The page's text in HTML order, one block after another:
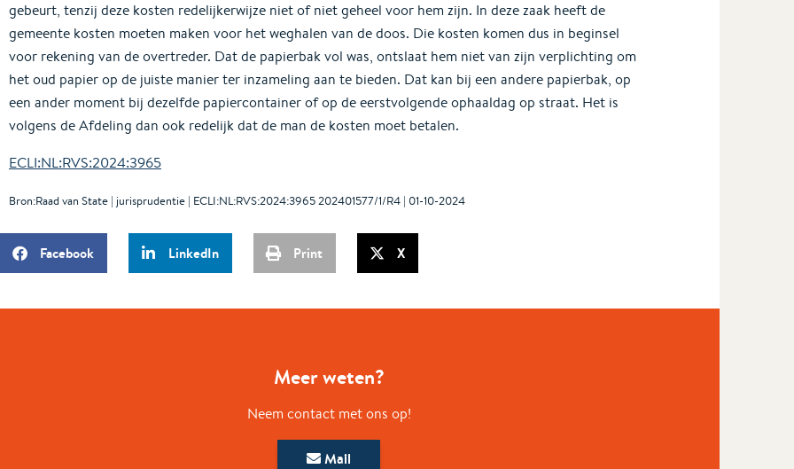
gebeurt, tenzij deze kosten redelijkerwijze niet of niet geheel voor hem zijn. In deze zaak heeft de
gemeente kosten moeten maken voor het weghalen van de doos. Die kosten komen dus in beginsel
voor rekening van de overtreder. Dat de papierbak vol was, ontslaat hem niet van zijn verplichting om
het oud papier op de juiste manier ter inzameling aan te bieden. Dat kan bij een andere papierbak, op
een ander moment bij dezelfde papiercontainer of op de eerstvolgende ophaaldag op straat. Het is
volgens de Afdeling dan ook redelijk dat de man de kosten moet betalen.
ECLI:NL:RVS:2024:3965
Bron:Raad van State | jurisprudentie | ECLI:NL:RVS:2024:3965 202401577/1/R4 | 01-10-2024
Facebook LinkedIn Print X
Meer weten?
Neem contact met ons op!
Mail